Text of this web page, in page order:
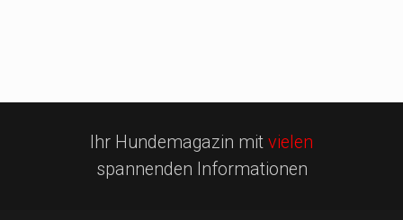
Ihr Hundemagazin mit vielen
spannenden Informationen